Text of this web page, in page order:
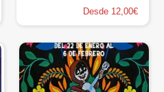
Desde 12,00€